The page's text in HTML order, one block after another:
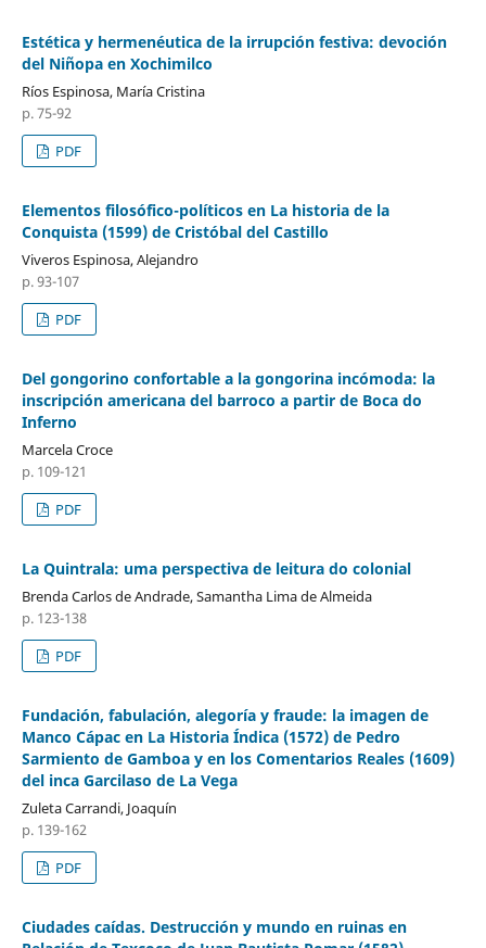
Estética y hermenéutica de la irrupción festiva: devoción
del Niñopa en Xochimilco
Ríos Espinosa, María Cristina
p. 75-92
PDF
Elementos filosófico-políticos en La historia de la
Conquista (1599) de Cristóbal del Castillo
Viveros Espinosa, Alejandro
p. 93-107
PDF
Del gongorino confortable a la gongorina incómoda: la
inscripción americana del barroco a partir de Boca do
Inferno
Marcela Croce
p. 109-121
PDF
La Quintrala: uma perspectiva de leitura do colonial
Brenda Carlos de Andrade, Samantha Lima de Almeida
p. 123-138
PDF
Fundación, fabulación, alegoría y fraude: la imagen de
Manco Cápac en La Historia Índica (1572) de Pedro
Sarmiento de Gamboa y en los Comentarios Reales (1609)
del inca Garcilaso de La Vega
Zuleta Carrandi, Joaquín
p. 139-162
PDF
Ciudades caídas. Destrucción y mundo en ruinas en